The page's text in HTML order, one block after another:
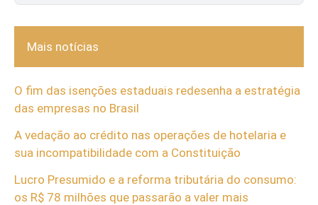
Mais notícias
O fim das isenções estaduais redesenha a estratégia
das empresas no Brasil
A vedação ao crédito nas operações de hotelaria e
sua incompatibilidade com a Constituição
Lucro Presumido e a reforma tributária do consumo:
os R$ 78 milhões que passarão a valer mais